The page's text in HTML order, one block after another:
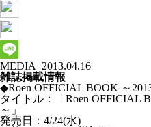
MEDIA
2013.04.16
雑誌掲載情報
◆Roen OFFICIAL BOOK ～
タイトル：「Roen OFFICIAL
～」
発売日：4/24(水)